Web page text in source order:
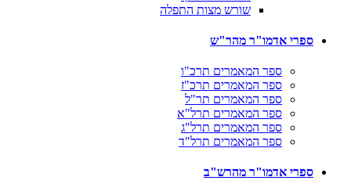
שורש מצות התפלה
ספרי אדמו"ר מהר"ש
ספר המאמרים תרכ"ו
ספר המאמרים תרכ"ז
ספר המאמרים תר"ל
ספר המאמרים תרל"א
ספר המאמרים תרל"ג
ספר המאמרים תרל"ד
ספרי אדמו"ר מהרש"ב